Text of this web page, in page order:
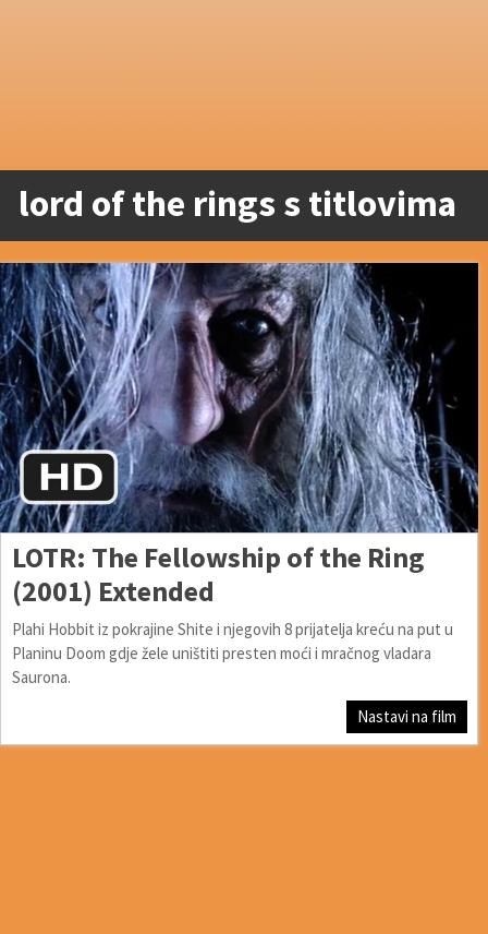
lord of the rings s titlovima
LOTR: The Fellowship of the Ring
(2001) Extended
Plahi Hobbit iz pokrajine Shite i njegovih 8 prijatelja kreću na put u
Planinu Doom gdje žele uništiti presten moći i mračnog vladara
Saurona.
Nastavi na film